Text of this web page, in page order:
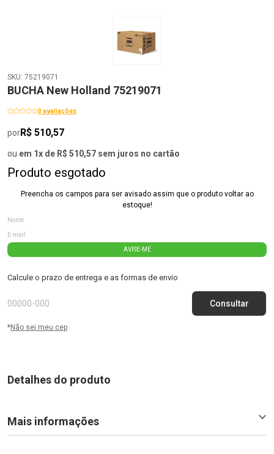
SKU: 75219071
BUCHA New Holland 75219071
0 avaliações
porR$ 510,57
ou em 1x de R$ 510,57 sem juros no cartão
Produto esgotado
Preencha os campos para ser avisado assim que o produto voltar ao
estoque!
AVISE-ME
Calcule o prazo de entrega e as formas de envio
*Não sei meu cep
Detalhes do produto
Mais informações